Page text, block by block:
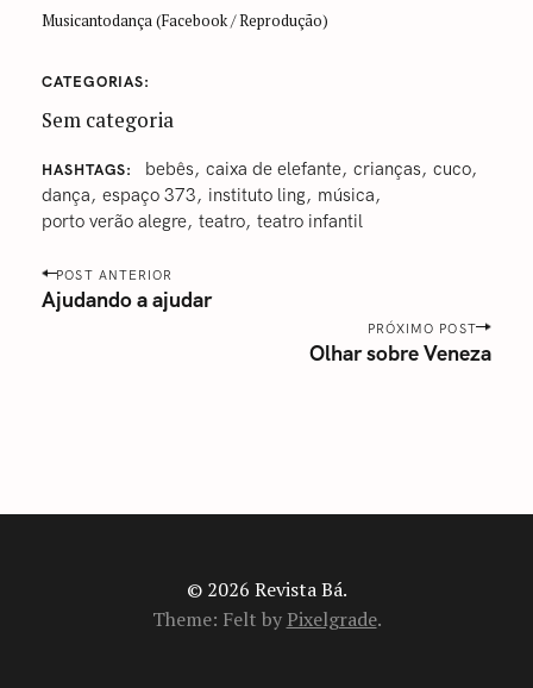
Musicantodança (Facebook / Reprodução)
CATEGORIAS
Sem categoria
HASHTAGS bebês caixa de elefante crianças
cuco
dança
espaço 373 ‎instituto ling
‎música
porto verão alegre ‎teatro teatro infantil
P
o
POST ANTERIOR
Ajudando a ajudar
PRÓXIMO POST
Olhar sobre Veneza
© 2026 Revista Bá.
Theme: Felt by Pixelgrade.